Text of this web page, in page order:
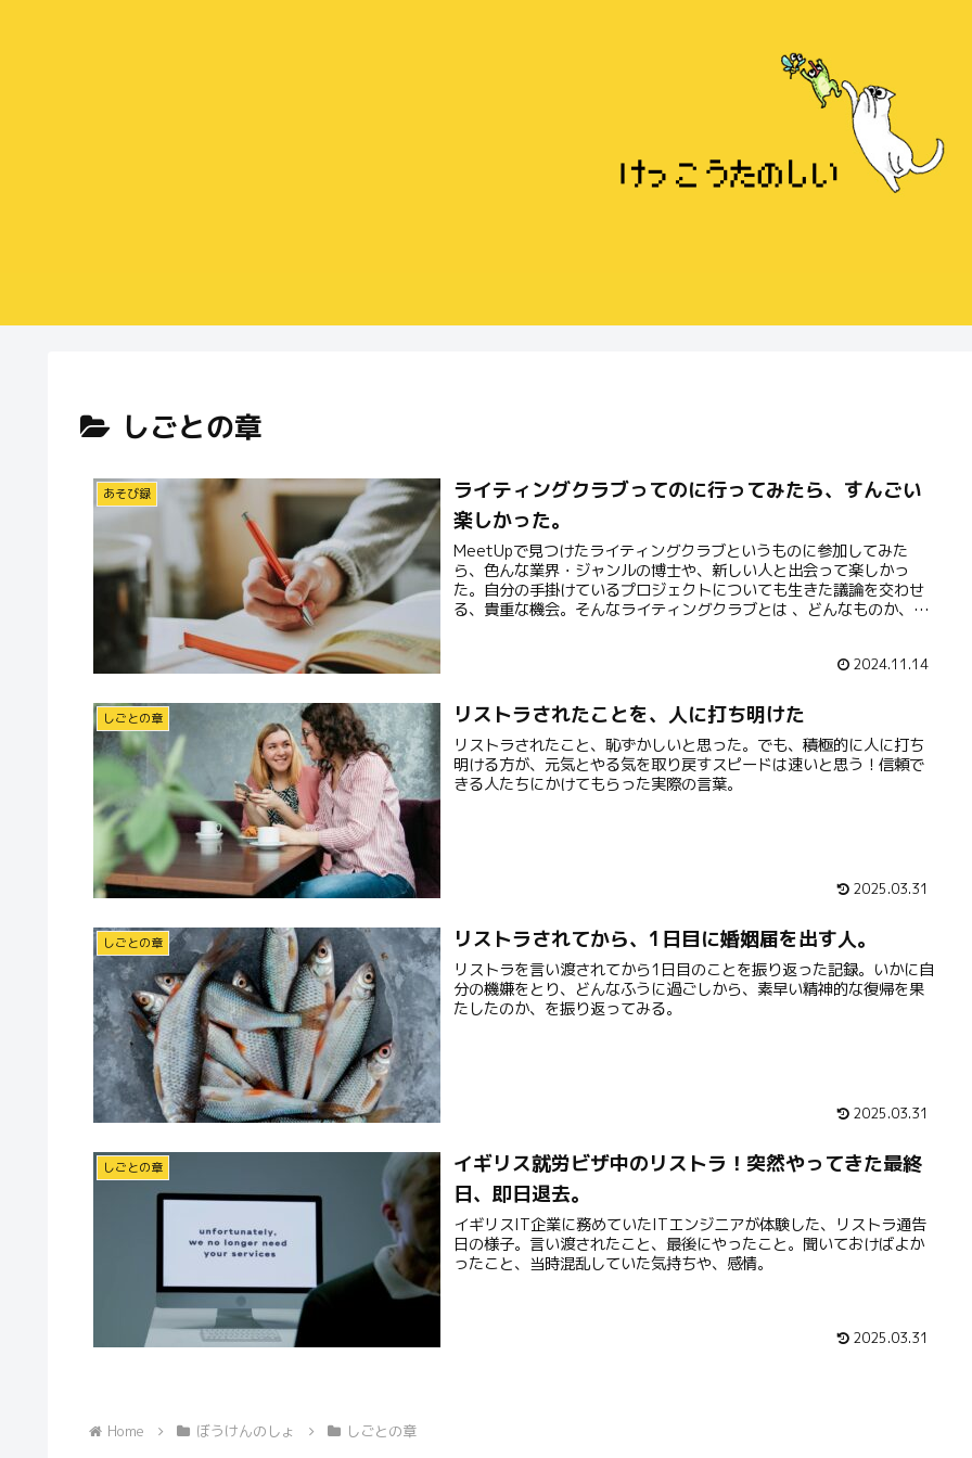
しごとの章
あそび録
ライティングクラブってのに行ってみたら、すんごい
楽しかった。
MeetUpで見つけたライティングクラブというものに参加してみた
ら、色んな業界・ジャンルの博士や、新しい人と出会って楽しかっ
た。自分の手掛けているプロジェクトについても生きた議論を交わせ
る、貴重な機会。そんなライティングクラブとは 、どんなものか、ど
2024.11.14
しごとの章 リストラされたことを、人に打ち明けた
リストラされたこと、恥ずかしいと思った。でも、積極的に人に打ち
明ける方が、元気とやる気を取り戻すスピードは速いと思う！信頼で
きる人たちにかけてもらった実際の言葉。
2025.03.31
しごとの章 リストラされてから、1日目に婚姻届を出す人。
リストラを言い渡されてから1日目のことを振り返った記録。いかに自
分の機嫌をとり、どんなふうに過ごしから、素早い精神的な復帰を果
たしたのか、を振り返ってみる。
2025.03.31
しごとの章
イギリス就労ビザ中のリストラ！突然やってきた最終
日、即日退去。
イギリスIT企業に務めていたITエンジニアが体験した、リストラ通告
日の様子。言い渡されたこと、最後にやったこと。聞いておけばよか
ったこと、当時混乱していた気持ちや、感情。
2025.03.31
Home ぼうけんのしょ しごとの章